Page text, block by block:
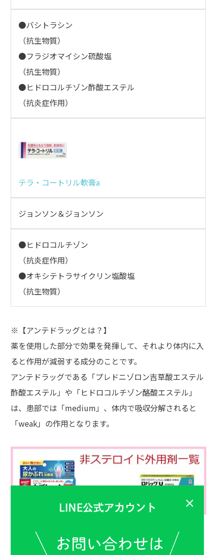
●バシトラシン
（抗生物質）
●フラジオマイシン硫酸塩
（抗生物質）
●ヒドロコルチゾン酢酸エステル
（抗炎症作用）
テラ・コートリル軟膏a
ジョンソン＆ジョンソン
●ヒドロコルチゾン
（抗炎症作用）
●オキシテトラサイクリン塩酸塩
（抗生物質）
※【アンテドラッグとは？】
薬を使用した部分で効果を発揮して、それより体内に入
ると作用が減弱する成分のことです。
アンテドラッグである「プレドニゾロン吉草酸エステル
酢酸エステル」や「ヒドロコルチゾン酪酸エステル」
は、患部では「medium」、体内で吸収分解されると
「weak」の作用となります。
＞＞＞その他の関連情報はこちら
■湿疹・皮膚炎